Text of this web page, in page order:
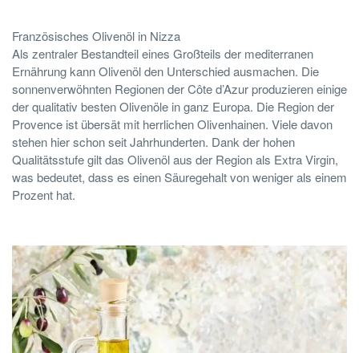
Französisches Olivenöl in Nizza
Als zentraler Bestandteil eines Großteils der mediterranen
Ernährung kann Olivenöl den Unterschied ausmachen. Die
sonnenverwöhnten Regionen der Côte d’Azur produzieren einige
der qualitativ besten Olivenöle in ganz Europa. Die Region der
Provence ist übersät mit herrlichen Olivenhainen. Viele davon
stehen hier schon seit Jahrhunderten. Dank der hohen
Qualitätsstufe gilt das Olivenöl aus der Region als Extra Virgin,
was bedeutet, dass es einen Säuregehalt von weniger als einem
Prozent hat.